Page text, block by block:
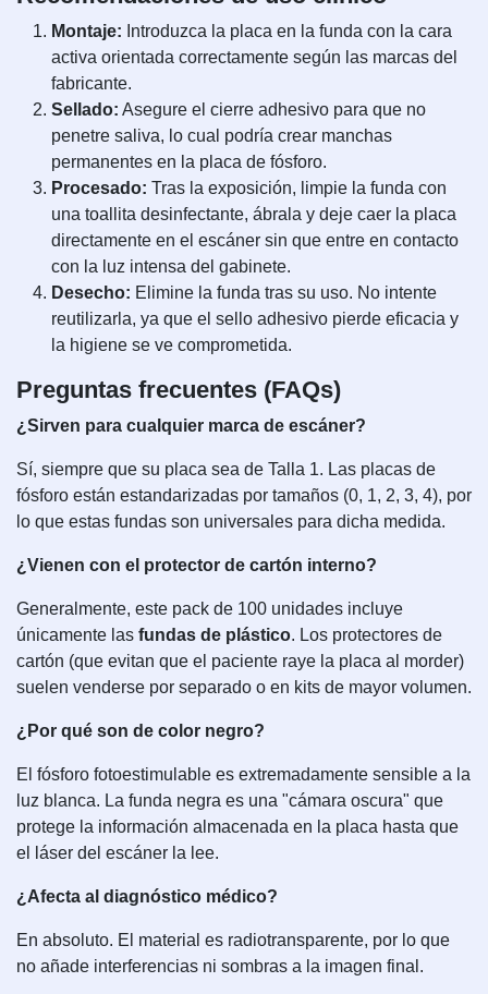
Montaje: Introduzca la placa en la funda con la cara
activa orientada correctamente según las marcas del
fabricante.
Sellado: Asegure el cierre adhesivo para que no
penetre saliva, lo cual podría crear manchas
permanentes en la placa de fósforo.
Procesado: Tras la exposición, limpie la funda con
una toallita desinfectante, ábrala y deje caer la placa
directamente en el escáner sin que entre en contacto
con la luz intensa del gabinete.
Desecho: Elimine la funda tras su uso. No intente
reutilizarla, ya que el sello adhesivo pierde eficacia y
la higiene se ve comprometida.
Preguntas frecuentes (FAQs)
¿Sirven para cualquier marca de escáner?
Sí, siempre que su placa sea de Talla 1. Las placas de
fósforo están estandarizadas por tamaños (0, 1, 2, 3, 4), por
lo que estas fundas son universales para dicha medida.
¿Vienen con el protector de cartón interno?
Generalmente, este pack de 100 unidades incluye
únicamente las fundas de plástico. Los protectores de
cartón (que evitan que el paciente raye la placa al morder)
suelen venderse por separado o en kits de mayor volumen.
¿Por qué son de color negro?
El fósforo fotoestimulable es extremadamente sensible a la
luz blanca. La funda negra es una "cámara oscura" que
protege la información almacenada en la placa hasta que
el láser del escáner la lee.
¿Afecta al diagnóstico médico?
En absoluto. El material es radiotransparente, por lo que
no añade interferencias ni sombras a la imagen final.